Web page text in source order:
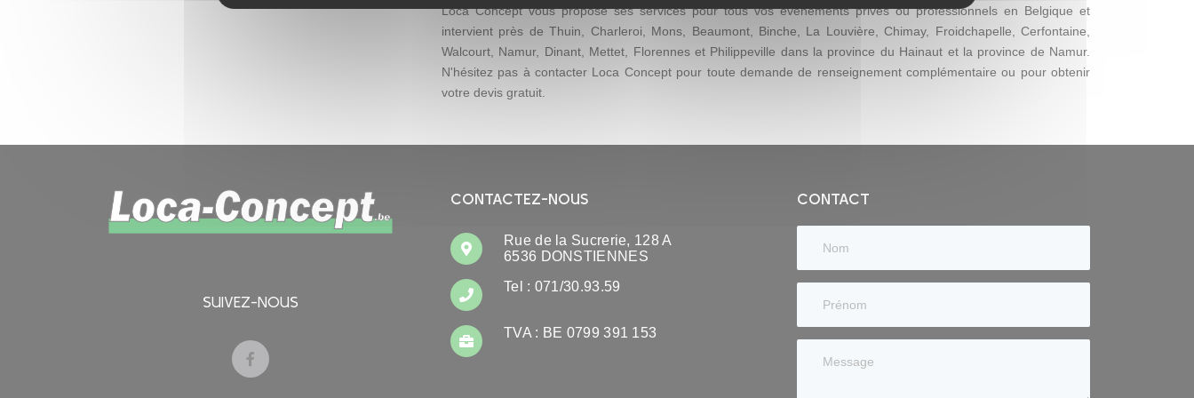
Loca Concept vous propose ses services pour tous vos événements privés ou professionnels en Belgique et
intervient près de Thuin, Charleroi, Mons, Beaumont, Binche, La Louvière, Chimay, Froidchapelle, Cerfontaine,
Walcourt, Namur, Dinant, Mettet, Florennes et Philippeville dans la province du Hainaut et la province de Namur.
N'hésitez pas à contacter Loca Concept pour toute demande de renseignement complémentaire ou pour obtenir
votre devis gratuit.
SUIVEZ-NOUS
CONTACTEZ-NOUS
Rue de la Sucrerie, 128 A
6536 DONSTIENNES
Tel : 071/30.93.59
TVA : BE 0799 391 153
CONTACT